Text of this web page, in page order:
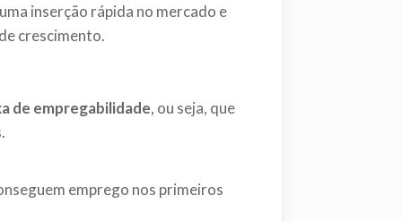
inserção rápida no mercado e
crescimento.
de empregabilidade, ou seja, que
emprego nos primeiros